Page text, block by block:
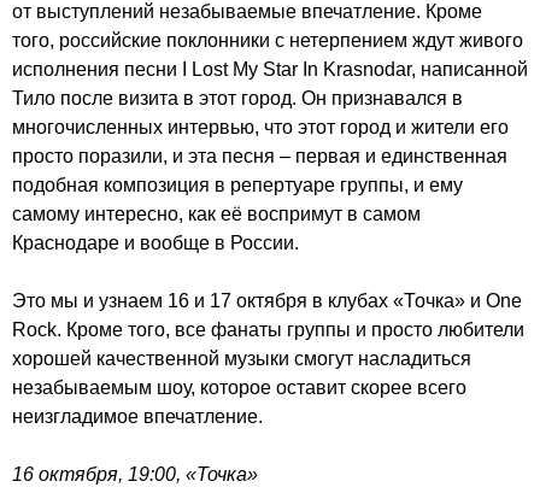
от выступлений незабываемые впечатление. Кроме
того, российские поклонники с нетерпением ждут живого
исполнения песни I Lost My Star In Krasnodar, написанной
Тило после визита в этот город. Он признавался в
многочисленных интервью, что этот город и жители его
просто поразили, и эта песня – первая и единственная
подобная композиция в репертуаре группы, и ему
самому интересно, как её воспримут в самом
Краснодаре и вообще в России.
Это мы и узнаем 16 и 17 октября в клубах «Точка» и One
Rock. Кроме того, все фанаты группы и просто любители
хорошей качественной музыки смогут насладиться
незабываемым шоу, которое оставит скорее всего
неизгладимое впечатление.
16 октября, 19:00, «Точка»